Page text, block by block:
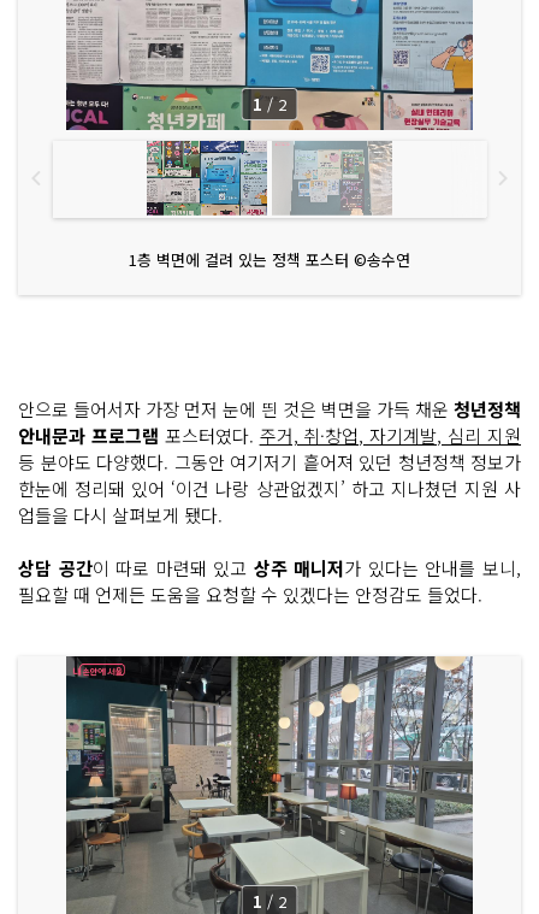
1층 벽면에 걸려 있는 정책 포스터 ©송수연
1 / 2
안으로 들어서자 가장 먼저 눈에 띈 것은 벽면을 가득 채운 청년정책
안내문과 프로그램 포스터였다. 주거, 취·창업, 자기계발, 심리 지원
등 분야도 다양했다. 그동안 여기저기 흩어져 있던 청년정책 정보가
한눈에 정리돼 있어 ‘이건 나랑 상관없겠지’ 하고 지나쳤던 지원 사
업들을 다시 살펴보게 됐다.
상담 공간이 따로 마련돼 있고 상주 매니저가 있다는 안내를 보니,
필요할 때 언제든 도움을 요청할 수 있겠다는 안정감도 들었다.
1 / 2